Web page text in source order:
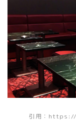
引用：